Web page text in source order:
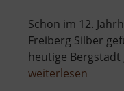
Schon im 12.
Freiberg Silber
heutige Bergstadt
weiterlesen